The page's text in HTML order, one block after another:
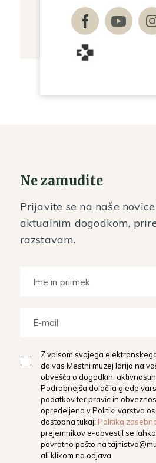
Ne zamudite
Prijavite se na naše
aktualnim dogodkom,
razstavam.
Z vpisom svojega
da vas Mestni muzej Idrija na
obvešča o dogodkih,
Podrobnejša določila glede
podatkov ter pravic in
opredeljena v Politiki varstva
dostopna tukaj: Politika
prejemnikov e-obvestil se
povratno pošto na
ali klikom na odjava.